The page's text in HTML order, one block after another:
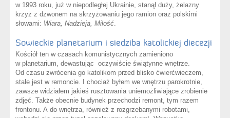
w 1993 roku, już w niepodległej Ukrainie, stanął duży, żelazny
krzyż z dzwonem na skrzyżowaniu jego ramion oraz polskimi
słowami: Wiara, Nadzieja, Miłość.
Sowieckie planetarium i siedziba katolickiej diecezji
Kościół ten w czasach komunistycznych zamieniono
w planetarium, dewastując oczywiście świątynne wnętrze.
Od czasu zwrócenia go katolikom przed blisko ćwierćwieczem,
stale jest w remoncie. I chociaż byłem we wnętrzu parokrotnie,
zawsze widziałem jakieś rusztowania uniemożliwiające zrobienie
zdjęć. Także obecnie budynek przechodzi remont, tym razem
frontonu. A do wnętrza, również z rozgrzebanymi robotami,